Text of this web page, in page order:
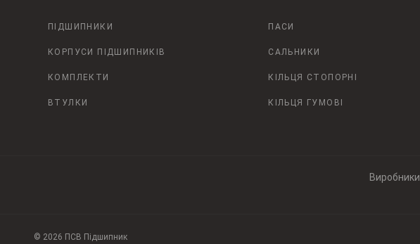
ПІДШИПНИКИ
КОРПУСИ ПІДШИПНИКІВ
КОМПЛЕКТИ
ВТУЛКИ
ПАСИ
САЛЬНИКИ
КІЛЬЦЯ СТОПОРНІ
КІЛЬЦЯ ГУМОВІ
Виробники
© 2026 ПСВ Підшипник